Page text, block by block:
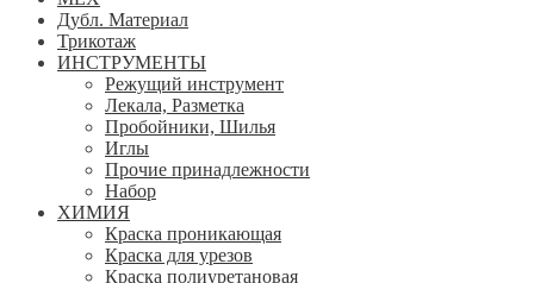
Дубл. Материал
Трикотаж
ИНСТРУМЕНТЫ
Режущий инструмент
Лекала, Разметка
Пробойники, Шилья
Иглы
Прочие принадлежности
Набор
ХИМИЯ
Краска проникающая
Краска для урезов
Краска полиуретановая